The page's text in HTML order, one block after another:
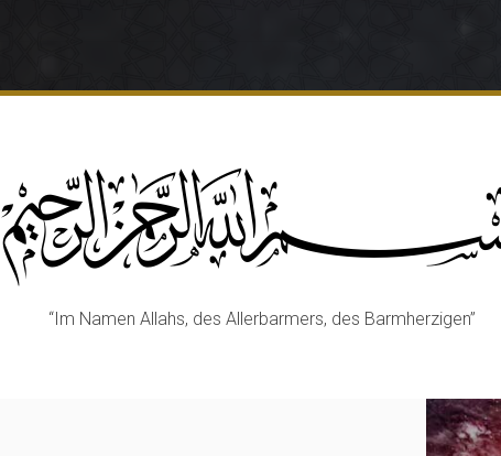
“Im Namen Allahs, des Allerbarmers, des Barmherzigen”